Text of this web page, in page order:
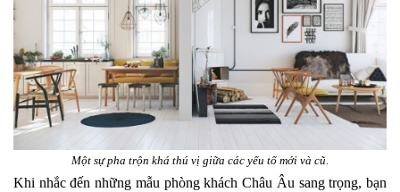
Một sự pha trộn khá thú vị giữa các yếu tố mới và cũ.
Khi nhắc đến những mẫu phòng khách Châu Âu sang trọng, bạn